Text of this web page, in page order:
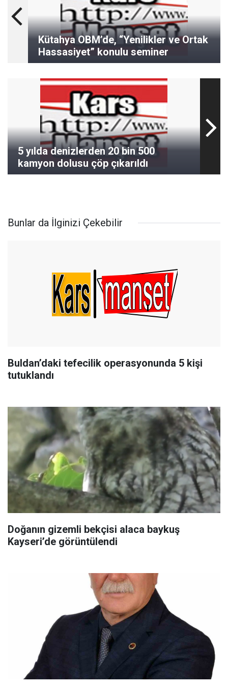
Kütahya OBM’de, “Yenilikler ve Ortak
Hassasiyet” konulu seminer
5 yılda denizlerden 20 bin 500
kamyon dolusu çöp çıkarıldı
Bunlar da İlginizi Çekebilir
Buldan’daki tefecilik operasyonunda 5 kişi
tutuklandı
Doğanın gizemli bekçisi alaca baykuş
Kayseri’de görüntülendi